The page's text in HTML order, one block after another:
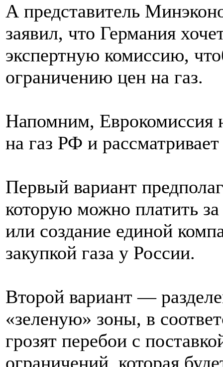
А представитель
заявил, что Германия
экспертную комиссию,
ограничению цен на газ.
Напомним, Еврокомиссия
на газ РФ и
Первый вариант
которую можно платить
или создание единой
закупкой газа у России.
Второй вариант —
«зеленую» зоны, в
грозят перебои с
ограничений, которая